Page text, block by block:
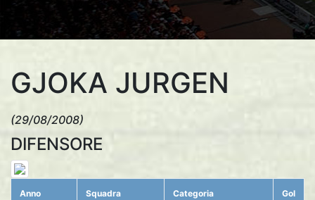
GJOKA JURGEN
(29/08/2008)
DIFENSORE
Anno Squadra Categoria Gol